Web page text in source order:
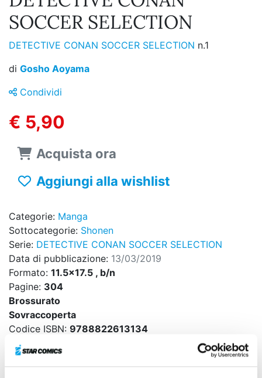
SOCCER SELECTION
DETECTIVE CONAN SOCCER SELECTION n.1
di Gosho Aoyama
Condividi
€ 5,90
Acquista ora
Aggiungi alla wishlist
Categorie: Manga
Sottocategorie: Shonen
Serie: DETECTIVE CONAN SOCCER SELECTION
Data di pubblicazione: 13/03/2019
Formato: 11.5x17.5 , b/n
Pagine: 304
Brossurato
Sovraccoperta
Codice ISBN: 9788822613134
Puoi trovarlo in:
Fumetteria, Online store, Libreria